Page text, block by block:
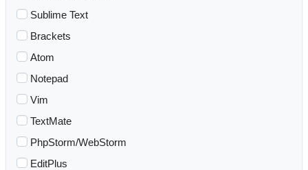
Sublime Text
Brackets
Atom
Notepad
Vim
TextMate
PhpStorm/WebStorm
EditPlus